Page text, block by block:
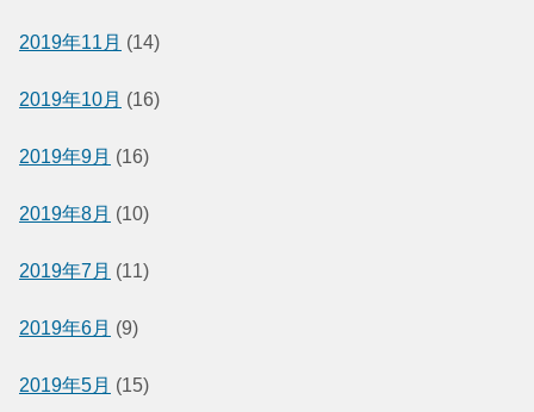
2019年11月 (14)
2019年10月 (16)
2019年9月 (16)
2019年8月 (10)
2019年7月 (11)
2019年6月 (9)
2019年5月 (15)